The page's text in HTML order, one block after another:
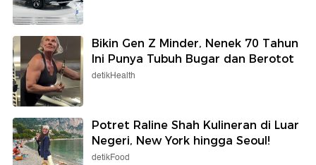
Bikin Gen Z Minder, Nenek 70 Tahun
Ini Punya Tubuh Bugar dan Berotot
detikHealth
Potret Raline Shah Kulineran di Luar
Negeri, New York hingga Seoul!
detikFood